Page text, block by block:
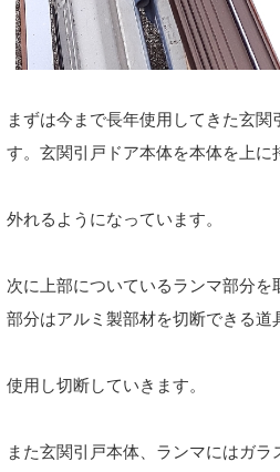
まずは今まで長年使用してきた玄関
す。玄関引戸ドア本体を本体を上に
外れるようになっています。
次に上部についているランマ部分
部分はアルミ製部材を切断できる道
使用し切断していきます。
また玄関引戸本体、ランマにはガラ